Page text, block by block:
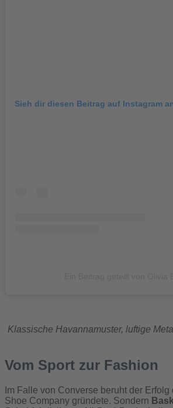
Sieh dir diesen Beitrag auf Instagram
Klassische Havannamuster, luftige
Vom Sport zur Fashion
Im Falle von Converse beruht der
Shoe Company gründete. Sondern